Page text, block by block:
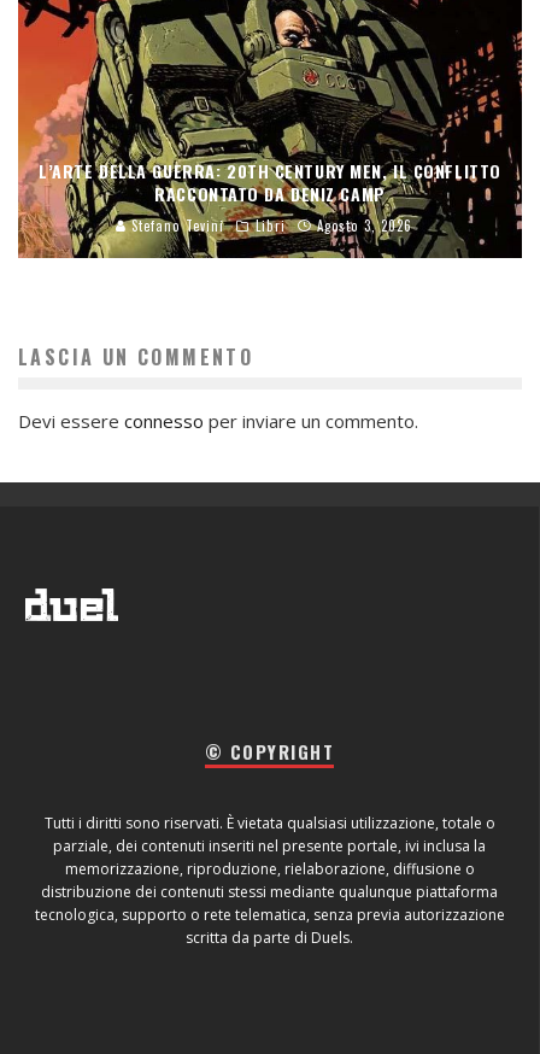
L’ARTE DELLA GUERRA: 20TH CENTURY MEN, IL CONFLITTO
RACCONTATO DA DENIZ CAMP
Stefano Tevini Libri Agosto 3, 2026
LASCIA UN COMMENTO
Devi essere connesso per inviare un commento.
© COPYRIGHT
Tutti i diritti sono riservati. È vietata qualsiasi utilizzazione, totale o
parziale, dei contenuti inseriti nel presente portale, ivi inclusa la
memorizzazione, riproduzione, rielaborazione, diffusione o
distribuzione dei contenuti stessi mediante qualunque piattaforma
tecnologica, supporto o rete telematica, senza previa autorizzazione
scritta da parte di Duels.